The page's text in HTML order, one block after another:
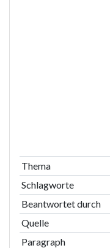
Thema
Schlagworte
Beantwortet durch
Quelle
Paragraph